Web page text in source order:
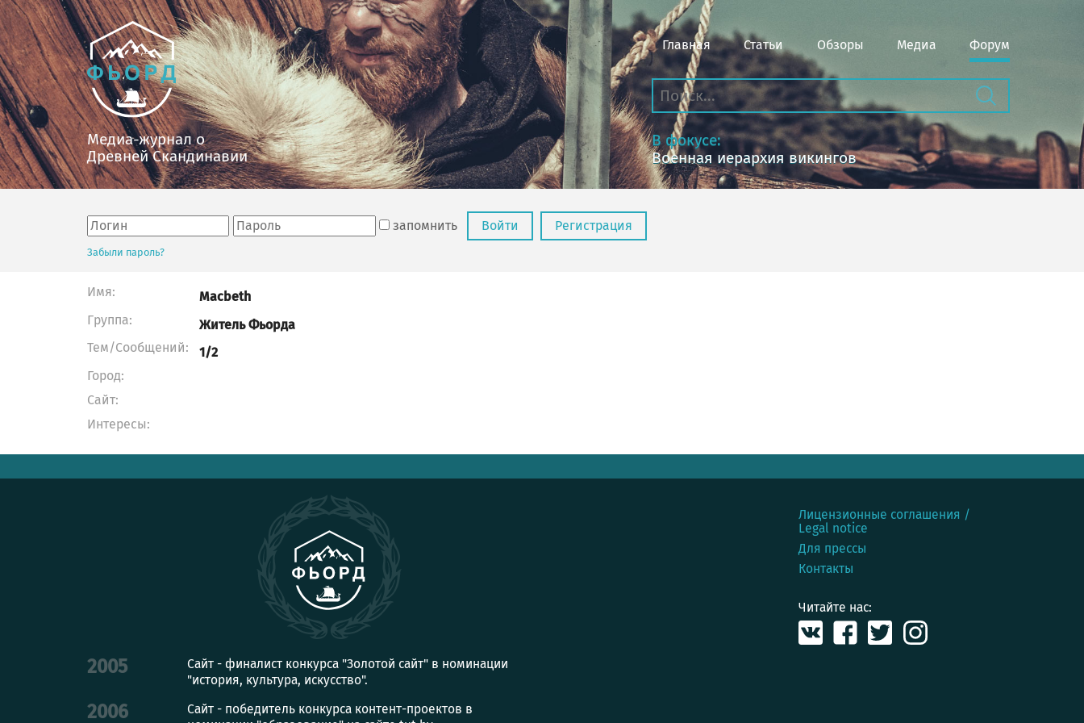
Медиа-журнал о
Древней Скандинавии
Главная Статьи Обзоры Медиа Форум
В фокусе:
Военная иерархия викингов
запомнить Войти Регистрация
Забыли пароль?
Имя: Macbeth
Группа: Житель Фьорда
Тем/Сообщений: 1/2
Город:
Сайт:
Интересы:
2005
Сайт - финалист конкурса "Золотой сайт" в номинации
"история, культура, искусство".
2006
Сайт - победитель конкурса контент-проектов в
Лицензионные соглашения /
Legal notice
Для прессы
Контакты
Читайте нас: